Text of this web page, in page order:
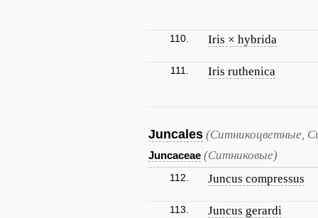
110. Iris × hybrida
111. Iris ruthenica
Juncales (Ситникоцветные,
Juncaceae (Ситниковые)
112. Juncus compressus
113. Juncus gerardi